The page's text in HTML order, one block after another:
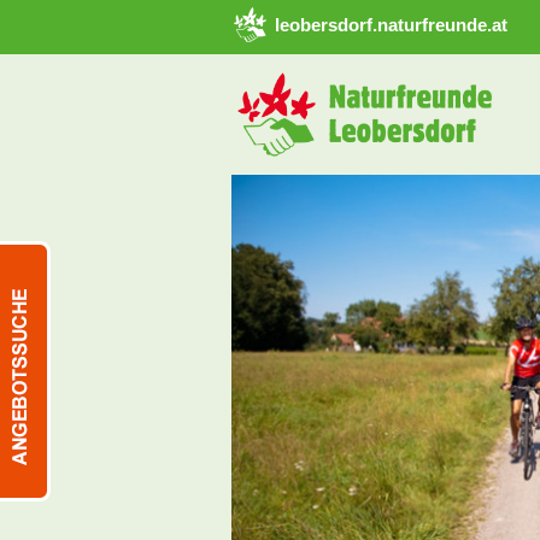
➜ Hauptregion der Seite anspringen
leobersdorf.naturfreunde.at